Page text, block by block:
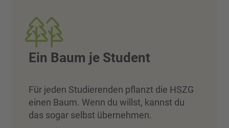
Ein Baum je Student
Für jeden Studierenden pflanzt die HSZG
einen Baum. Wenn du willst, kannst du
das sogar selbst übernehmen.